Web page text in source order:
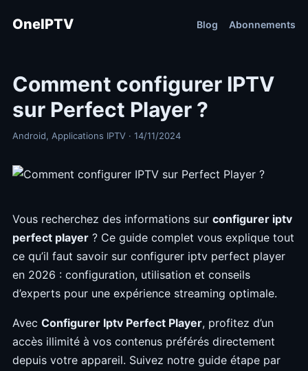
OneIPTV Blog Abonnements
Comment configurer IPTV
sur Perfect Player ?
Android, Applications IPTV · 14/11/2024
Vous recherchez des informations sur configurer iptv
perfect player ? Ce guide complet vous explique tout
ce qu’il faut savoir sur configurer iptv perfect player
en 2026 : configuration, utilisation et conseils
d’experts pour une expérience streaming optimale.
Avec Configurer Iptv Perfect Player, profitez d’un
accès illimité à vos contenus préférés directement
depuis votre appareil. Suivez notre guide étape par